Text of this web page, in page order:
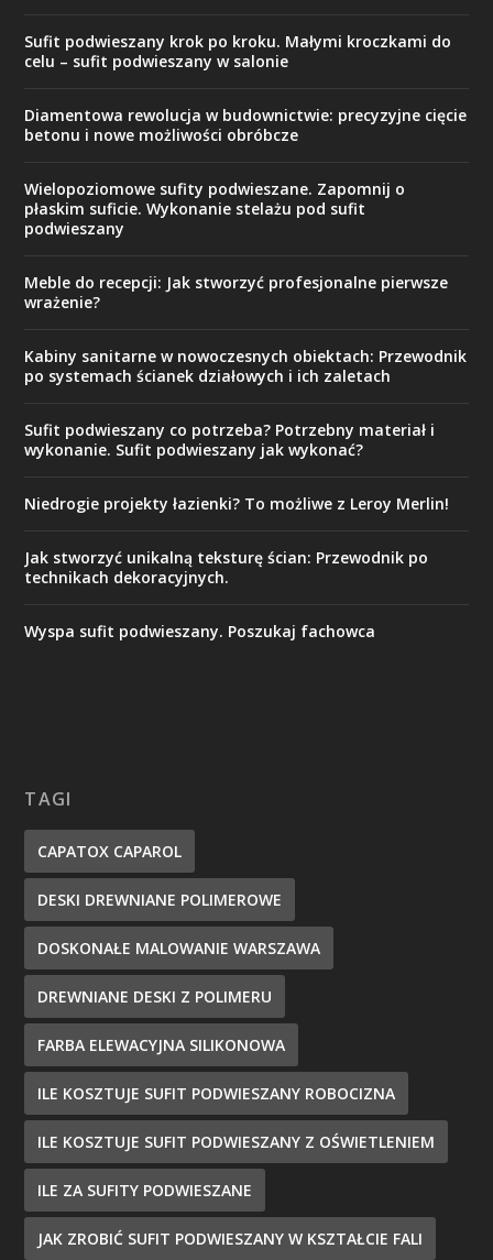
Sufit podwieszany krok po kroku. Małymi kroczkami do
celu – sufit podwieszany w salonie
Diamentowa rewolucja w budownictwie: precyzyjne cięcie
betonu i nowe możliwości obróbcze
Wielopoziomowe sufity podwieszane. Zapomnij o
płaskim suficie. Wykonanie stelażu pod sufit
podwieszany
Meble do recepcji: Jak stworzyć profesjonalne pierwsze
wrażenie?
Kabiny sanitarne w nowoczesnych obiektach: Przewodnik
po systemach ścianek działowych i ich zaletach
Sufit podwieszany co potrzeba? Potrzebny materiał i
wykonanie. Sufit podwieszany jak wykonać?
Niedrogie projekty łazienki? To możliwe z Leroy Merlin!
Jak stworzyć unikalną teksturę ścian: Przewodnik po
technikach dekoracyjnych.
Wyspa sufit podwieszany. Poszukaj fachowca
TAGI
CAPATOX CAPAROL
DESKI DREWNIANE POLIMEROWE
DOSKONAŁE MALOWANIE WARSZAWA
DREWNIANE DESKI Z POLIMERU
FARBA ELEWACYJNA SILIKONOWA
ILE KOSZTUJE SUFIT PODWIESZANY ROBOCIZNA
ILE KOSZTUJE SUFIT PODWIESZANY Z OŚWIETLENIEM
ILE ZA SUFITY PODWIESZANE
JAK ZROBIĆ SUFIT PODWIESZANY W KSZTAŁCIE FALI